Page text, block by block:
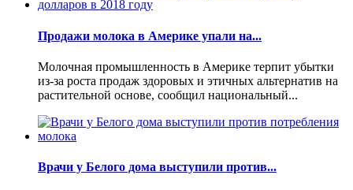
Продажи молока в Америке упали на...
Молочная промышленность в Америке терпит убытки
из-за роста продаж здоровых и этичных альтернатив на
растительной основе, сообщил национальный...
Врачи у Белого дома выступили против...